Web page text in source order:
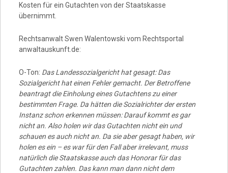
Kosten für ein Gutachten von der Staatskasse
übernimmt.
Rechtsanwalt Swen Walentowski vom Rechtsportal
anwaltauskunft.de:
O-Ton: Das Landessozialgericht hat gesagt: Das
Sozialgericht hat einen Fehler gemacht. Der Betroffene
beantragt die Einholung eines Gutachtens zu einer
bestimmten Frage. Da hätten die Sozialrichter der ersten
Instanz schon erkennen müssen: Darauf kommt es gar
nicht an. Also holen wir das Gutachten nicht ein und
schauen es auch nicht an. Da sie aber gesagt haben, wir
holen es ein – es war für den Fall aber irrelevant, muss
natürlich die Staatskasse auch das Honorar für das
Gutachten zahlen. Das kann man dann nicht dem